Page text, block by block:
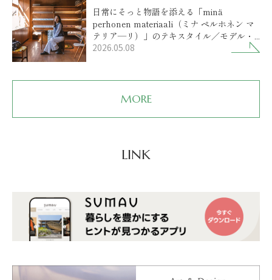
日常にそっと物語を添える「minä
perhonen materiaali（ミナ ペルホネン マ
テリア―リ）」のテキスタイル／モデル・
前田エマさん
2026.05.08
MORE
LINK